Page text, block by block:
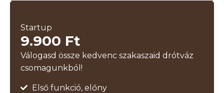
Startup
9.900 Ft
Válogasd össze kedvenc szakaszaid drótváz
csomagunkból!
Első funkció, előny